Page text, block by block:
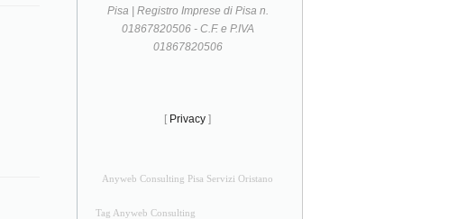
Pisa | Registro Imprese di Pisa n.
01867820506 - C.F. e P.IVA
01867820506
[ Privacy ]
Anyweb Consulting Pisa Servizi Oristano
Tag Anyweb Consulting